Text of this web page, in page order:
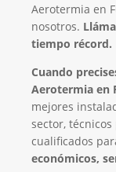
Aerotermia en
nosotros.
tiempo récord.
Cuando
Aerotermia en
mejores
sector,
cualificados
económicos,